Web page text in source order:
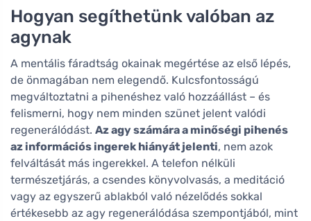
Hogyan segíthetünk valóban az
agynak
A mentális fáradtság okainak megértése az első lépés,
de önmagában nem elegendő. Kulcsfontosságú
megváltoztatni a pihenéshez való hozzáállást – és
felismerni, hogy nem minden szünet jelent valódi
regenerálódást. Az agy számára a minőségi pihenés
az információs ingerek hiányát jelenti, nem azok
felváltását más ingerekkel. A telefon nélküli
természetjárás, a csendes könyvolvasás, a meditáció
vagy az egyszerű ablakból való nézelődés sokkal
értékesebb az agy regenerálódása szempontjából, mint